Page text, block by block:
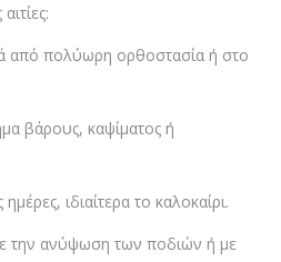
από πολύωρη ορθοστασία ή στο
βάρους, καψίματος ή
ημέρες, ιδιαίτερα το καλοκαίρι.
την ανύψωση των ποδιών ή με